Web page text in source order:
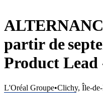
partir de
Product Lead
L'Oréal Groupe•Clichy, Île-